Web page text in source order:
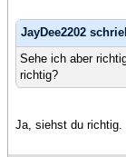
JayDee2202
Sehe ich aber
richtig?
Ja, siehst du